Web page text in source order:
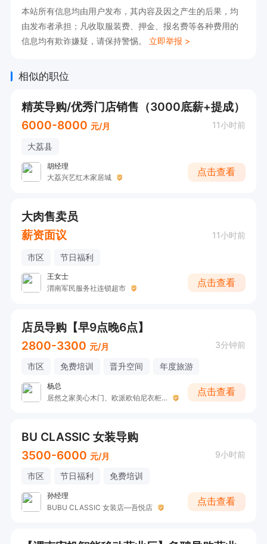
本站所有信息均由用户发布，其内容及因之产生的后果，均
由发布者承担；凡收取服装费、押金、报名费等各种费用的
信息均有欺诈嫌疑，请保持警惕。 立即举报 >
相似的职位
精英导购/优秀门店销售（3000底薪+提成）
6000-8000 元/月 11小时前
大荔县
胡经理
大荔兴艺红木家居城
点击查看
大肉售卖员
薪资面议
11小时前
市区 节日福利
王女士
渭南军民服务社连锁超市
点击查看
店员导购【早9点晚6点】
2800-3300 元/月 3分钟前
市区 免费培训 晋升空间 年度旅游
杨总
居然之家美心木门、欧派欧铂尼衣柜橱柜
点击查看
BU CLASSIC 女装导购
3500-6000 元/月 9小时前
市区 节日福利 免费培训
孙经理
BUBU CLASSIC 女装店—吾悦店
点击查看